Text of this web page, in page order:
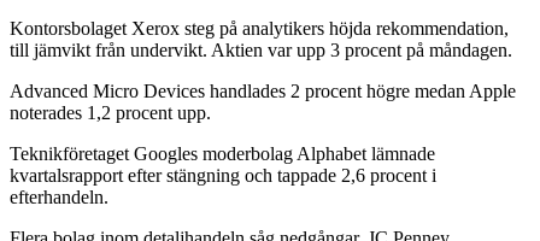
Kontorsbolaget Xerox steg på analytikers höjda rekommendation,
till jämvikt från undervikt. Aktien var upp 3 procent på måndagen.
Advanced Micro Devices handlades 2 procent högre medan Apple
noterades 1,2 procent upp.
Teknikföretaget Googles moderbolag Alphabet lämnade
kvartalsrapport efter stängning och tappade 2,6 procent i
efterhandeln.